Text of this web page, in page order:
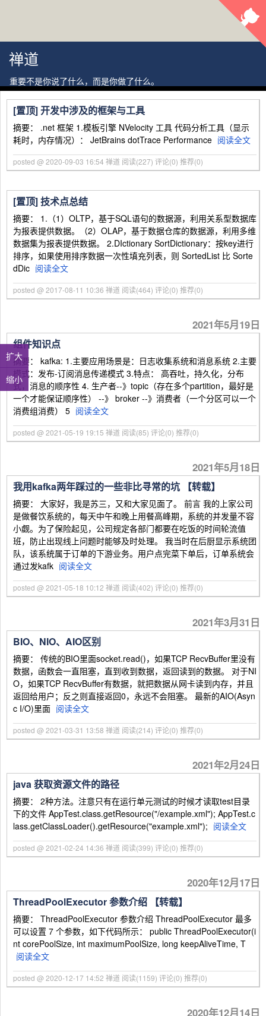
扩大
缩小
禅道
重要不是你说了什么，而是你做了什么。
[置顶]开发中涉及的框架与工具
摘要： .net 框架 1.模板引擎 NVelocity 工具 代码分析工具（显示
耗时，内存情况）： JetBrains dotTrace Performance 阅读全文
posted @ 2020-09-03 16:54 禅道 阅读(227) 评论(0) 推荐(0)
[置顶]技术点总结
摘要： 1.（1）OLTP，基于SQL语句的数据源，利用关系型数据库
为报表提供数据。（2）OLAP，基于数据仓库的数据源，利用多维
数据集为报表提供数据。 2.DIctionary SortDictionary：按key进行
排序，如果使用排序数据一次性填充列表，则 SortedList 比 Sorte
dDic 阅读全文
posted @ 2017-08-11 10:36 禅道 阅读(464) 评论(0) 推荐(0)
2021年5月19日
组件知识点
摘要： kafka: 1.主要应用场景是：日志收集系统和消息系统 2.主要
模式：发布-订阅消息传递模式 3.特点： 高吞吐，持久化，分布
式，消息的顺序性 4. 生产者--》topic（存在多个partition，最好是
一个才能保证顺序性） --》 broker --》消费者（一个分区可以一个
消费组消费） 5 阅读全文
posted @ 2021-05-19 19:15 禅道 阅读(85) 评论(0) 推荐(0)
2021年5月18日
我用kafka两年踩过的一些非比寻常的坑 【转载】
摘要： 大家好，我是苏三，又和大家见面了。 前言 我的上家公司
是做餐饮系统的，每天中午和晚上用餐高峰期，系统的并发量不容
小觑。为了保险起见，公司规定各部门都要在吃饭的时间轮流值
班，防止出现线上问题时能够及时处理。 我当时在后厨显示系统团
队，该系统属于订单的下游业务。用户点完菜下单后，订单系统会
通过发kafk 阅读全文
posted @ 2021-05-18 10:12 禅道 阅读(402) 评论(0) 推荐(0)
2021年3月31日
BIO、NIO、AIO区别
摘要： 传统的BIO里面socket.read()，如果TCP RecvBuffer里没有
数据，函数会一直阻塞，直到收到数据，返回读到的数据。 对于NI
O，如果TCP RecvBuffer有数据，就把数据从网卡读到内存，并且
返回给用户；反之则直接返回0，永远不会阻塞。 最新的AIO(Asyn
c I/O)里面 阅读全文
posted @ 2021-03-31 13:58 禅道 阅读(214) 评论(0) 推荐(0)
2021年2月24日
java 获取资源文件的路径
摘要： 2种方法。注意只有在运行单元测试的时候才读取test目录
下的文件 AppTest.class.getResource("/example.xml"); AppTest.c
lass.getClassLoader().getResource("example.xml"); 阅读全文
posted @ 2021-02-24 14:36 禅道 阅读(399) 评论(0) 推荐(0)
2020年12月17日
ThreadPoolExecutor 参数介绍 【转载】
摘要： ThreadPoolExecutor 参数介绍 ThreadPoolExecutor 最多
可以设置 7 个参数，如下代码所示： public ThreadPoolExecutor(i
nt corePoolSize, int maximumPoolSize, long keepAliveTime, T
阅读全文
posted @ 2020-12-17 14:52 禅道 阅读(1159) 评论(0) 推荐(0)
2020年12月14日